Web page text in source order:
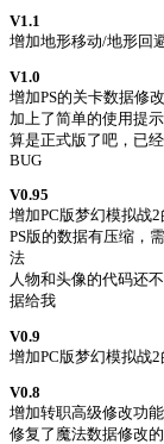
V1.1
增加地形移动/地形回
V1.0
增加PS的关卡数据修
加上了简单的使用提示
算是正式版了吧，已
BUG
V0.95
增加PC版梦幻模拟战
PS版的数据有压缩，
法
人物和头像的代码还
据给我
V0.9
增加PC版梦幻模拟战
V0.8
增加转职高级修改功
修复了魔法数据修改